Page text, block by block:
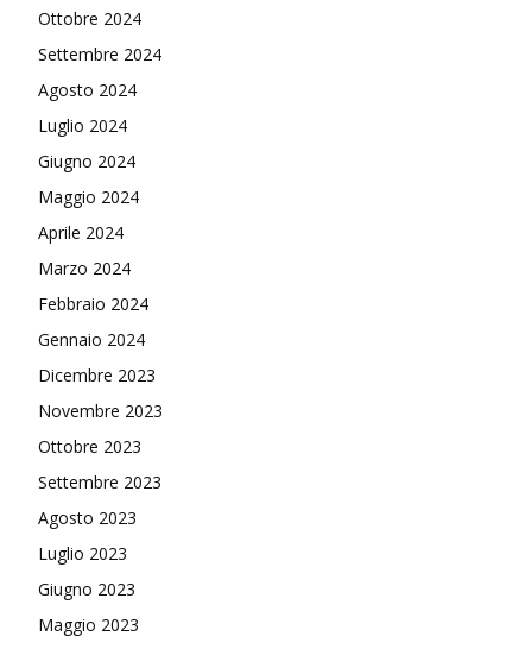
Ottobre 2024
Settembre 2024
Agosto 2024
Luglio 2024
Giugno 2024
Maggio 2024
Aprile 2024
Marzo 2024
Febbraio 2024
Gennaio 2024
Dicembre 2023
Novembre 2023
Ottobre 2023
Settembre 2023
Agosto 2023
Luglio 2023
Giugno 2023
Maggio 2023